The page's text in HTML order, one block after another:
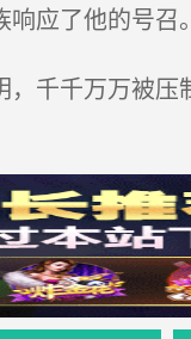
应了他的号召
千千万万被压